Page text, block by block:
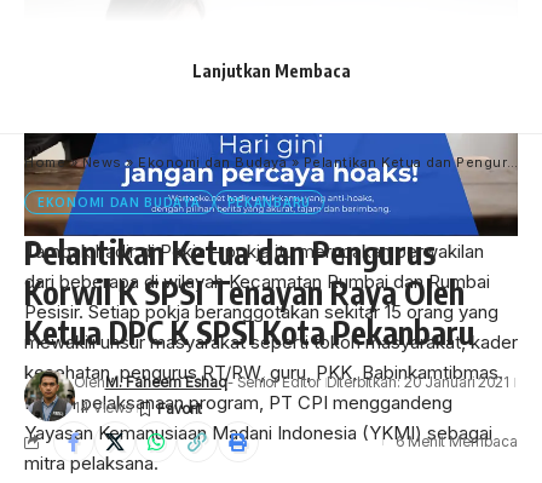
Tampak hadir di Pokja – pokja itu merupakan perwakilan
dari beberapa di wilayah Kecamatan Rumbai dan Rumbai
Pesisir. Setiap pokja beranggotakan sekitar 15 orang yang
mewakili unsur masyarakat seperti tokoh masyarakat, kader
kesehatan, pengurus RT/RW, guru, PKK, Babinkamtibmas.
Dalam pelaksanaan program, PT CPI menggandeng
Yayasan Kemanusiaan Madani Indonesia (YKMI) sebagai
mitra pelaksana.
Lanjutkan Membaca
Home»News » Ekonomi dan Budaya» Pelantikan Ketua dan Pengurus Korwil K SPSI Tenayan Raya Oleh Ketua DPC K SPSI Kota Pekanbaru
EKONOMI DAN BUDAYA PEKANBARU
Pelantikan Ketua dan Pengurus
Korwil K SPSI Tenayan Raya Oleh
Ketua DPC K SPSI Kota Pekanbaru
OlehM. Faheem Eshaq- Senior Editor Diterbitkan: 20 Januari 2021
14 Views
6 Menit Membaca